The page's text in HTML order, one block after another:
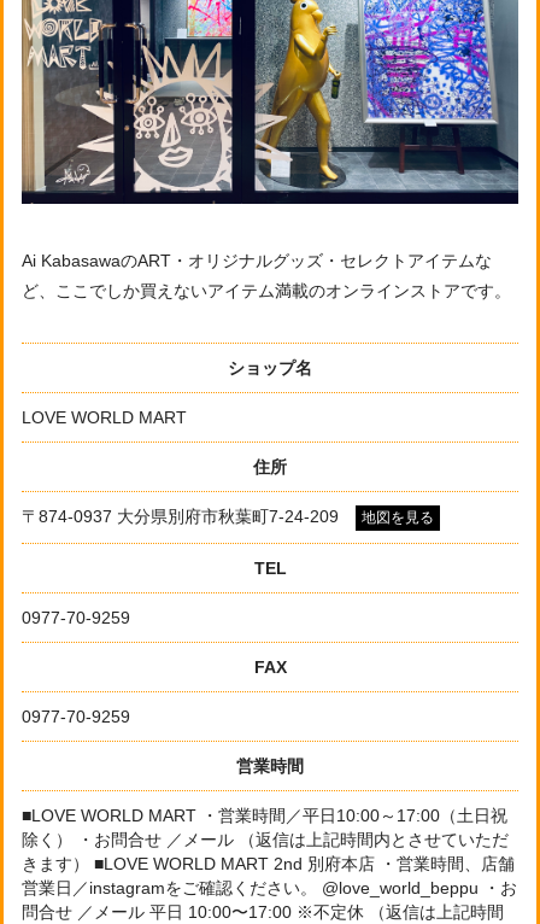
Ai KabasawaのART・オリジナルグッズ・セレクトアイテムな
ど、ここでしか買えないアイテム満載のオンラインストアです。
ショップ名
LOVE WORLD MART
住所
〒874-0937 大分県別府市秋葉町7-24-209 地図を見る
TEL
0977-70-9259
FAX
0977-70-9259
営業時間
■LOVE WORLD MART ・営業時間／平日10:00～17:00（土日祝
除く） ・お問合せ ／メール （返信は上記時間内とさせていただ
きます） ■LOVE WORLD MART 2nd 別府本店 ・営業時間、店舗
営業日／instagramをご確認ください。 @love_world_beppu ・お
問合せ ／メール 平日 10:00〜17:00 ※不定休 （返信は上記時間